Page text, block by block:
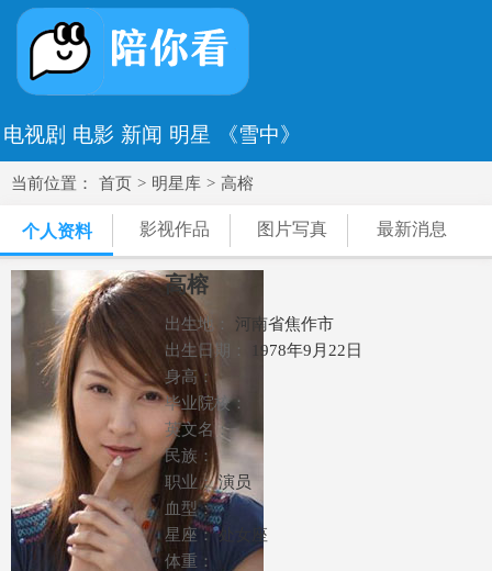
电视剧 电影 新闻 明星 《雪中》
当前位置： 首页 > 明星库 > 高榕
个人资料 影视作品 图片写真 最新消息
高榕
出生地：
河南省焦作市
出生日期：
1978年9月22日
身高：
毕业院校：
英文名：
民族：
职业：演员
血型：
星座：处女座
体重：